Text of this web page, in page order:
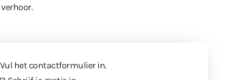
het contactformulierin.